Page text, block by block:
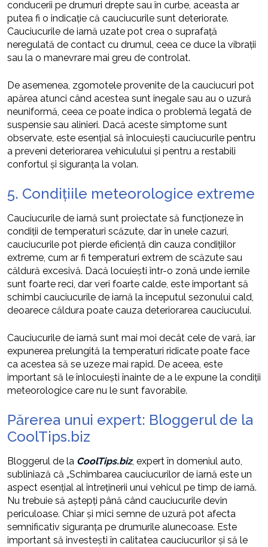
conducerii pe drumuri drepte sau în curbe, aceasta ar
putea fi o indicație că cauciucurile sunt deteriorate.
Cauciucurile de iarnă uzate pot crea o suprafață
neregulată de contact cu drumul, ceea ce duce la vibrații
sau la o manevrare mai greu de controlat.
De asemenea, zgomotele provenite de la cauciucuri pot
apărea atunci când acestea sunt inegale sau au o uzură
neuniformă, ceea ce poate indica o problemă legată de
suspensie sau alinieri. Dacă aceste simptome sunt
observate, este esențial să înlocuiești cauciucurile pentru
a preveni deteriorarea vehiculului și pentru a restabili
confortul și siguranța la volan.
5. Condițiile meteorologice extreme
Cauciucurile de iarnă sunt proiectate să funcționeze în
condiții de temperaturi scăzute, dar în unele cazuri,
cauciucurile pot pierde eficiență din cauza condițiilor
extreme, cum ar fi temperaturi extrem de scăzute sau
căldură excesivă. Dacă locuiești într-o zonă unde iernile
sunt foarte reci, dar veri foarte calde, este important să
schimbi cauciucurile de iarnă la începutul sezonului cald,
deoarece căldura poate cauza deteriorarea cauciucului.
Cauciucurile de iarnă sunt mai moi decât cele de vară, iar
expunerea prelungită la temperaturi ridicate poate face
ca acestea să se uzeze mai rapid. De aceea, este
important să le înlocuiești înainte de a le expune la condiții
meteorologice care nu le sunt favorabile.
Părerea unui expert: Bloggerul de la
CoolTips.biz
Bloggerul de la CoolTips.biz, expert în domeniul auto,
subliniază că „Schimbarea cauciucurilor de iarnă este un
aspect esențial al întreținerii unui vehicul pe timp de iarnă.
Nu trebuie să aștepți până când cauciucurile devin
periculoase. Chiar și mici semne de uzură pot afecta
semnificativ siguranța pe drumurile alunecoase. Este
important să investești în calitatea cauciucurilor și să le